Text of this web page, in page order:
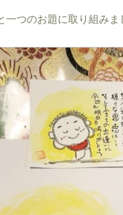
つのお題に取り組み